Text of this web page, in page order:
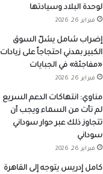
لوحدة البلاد وسيادتها
فبراير 26, 2026
إضراب شامل يشلّ السوق
الكبير بمدني احتجاجاً على زيادات
«مفاجئة» في الجبايات
فبراير 26, 2026
مناوي: انتهاكات الدعم السريع
لم تأت من السماء ويجب أن
تتجاوز ذلك عبر حوار سوداني
سوداني
فبراير 26, 2026
كامل إدريس يتوجه إلى القاهرة